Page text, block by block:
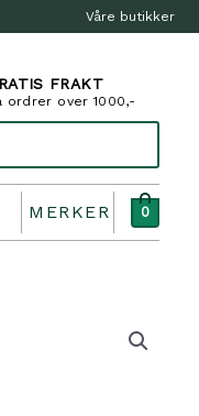
Våre butikker
FRAKT
ordrer over 1000,-
MERKER 0